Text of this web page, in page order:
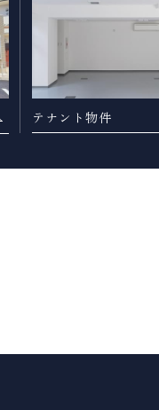
テナント物件